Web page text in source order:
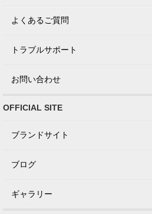
よくあるご質問
トラブルサポート
お問い合わせ
OFFICIAL SITE
ブランドサイト
ブログ
ギャラリー